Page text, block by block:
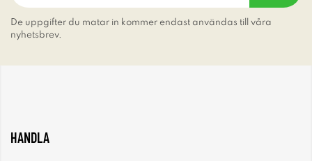
De uppgifter du matar in kommer endast användas till våra
nyhetsbrev.
HANDLA